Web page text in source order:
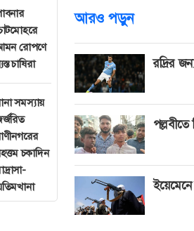
রোপণে
চাষিরা
সমস্যায়
চকাদিন
আরও পড়ুন
রদ্রির